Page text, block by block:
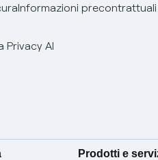
Informazioni
Privacy AI
Prodotti e